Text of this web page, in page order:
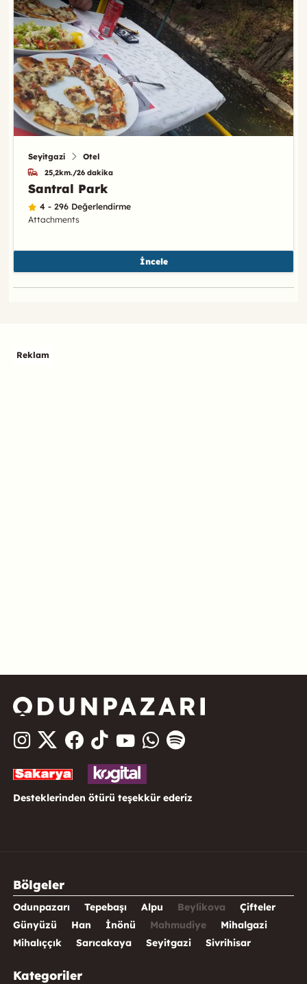
Seyitgazi Otel
25,2km./26 dakika
Santral Park
4 - 296 Değerlendirme
Attachments
İncele
Reklam
Desteklerinden ötürü teşekkür ederiz
Bölgeler
Odunpazarı Tepebaşı Alpu Beylikova
Çifteler
Günyüzü
Han İnönü Mahmudiye
Mihalgazi
Mihalıççık
Sarıcakaya Seyitgazi Sivrihisar
Kategoriler